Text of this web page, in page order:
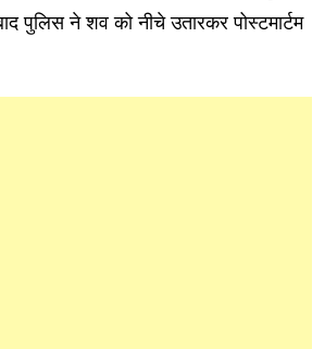
पुलिस ने शव को नीचे उतारकर पोस्टमार्टम